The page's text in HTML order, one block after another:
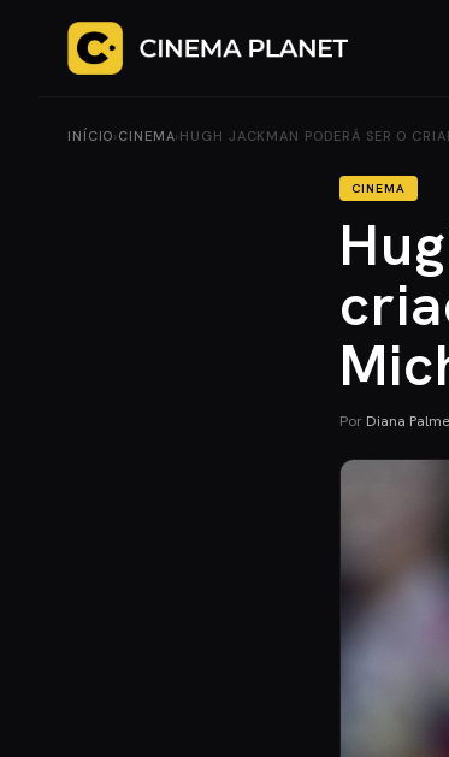
INÍCIO› CINEMA› HUGH JACKMAN PODERÁ SER O
CINEMA
Por Diana